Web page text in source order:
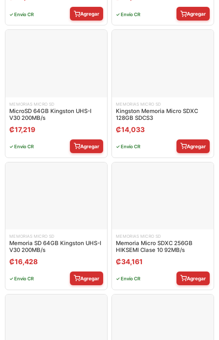
✓ Envío CR Agregar ✓ Envío CR Agregar
MEMORIAS MICRO SD
MicroSD 64GB Kingston UHS-I
V30 200MB/s
₡17,219
✓ Envío CR Agregar
MEMORIAS MICRO SD
Kingston Memoria Micro SDXC
128GB SDCS3
₡14,033
✓ Envío CR Agregar
MEMORIAS MICRO SD
Memoria SD 64GB Kingston UHS-I
V30 200MB/s
₡16,428
✓ Envío CR Agregar
MEMORIAS MICRO SD
Memoria Micro SDXC 256GB
HIKSEMI Clase 10 92MB/s
₡34,161
✓ Envío CR Agregar